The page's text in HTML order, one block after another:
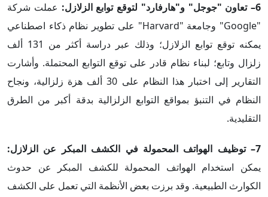
6– تعاون "جوجل" و"هارفارد" لتوقع توابع الزلازل:
عملت شركة
"Google" وجامعة "Harvard" على تطوير نظام ذكاء اصطناعي
يمكنه توقع توابع الزلازل؛ وذلك عبر دراسة أكثر من 131 ألف
زلزال وتابع؛ لبناء نظام قادر على توقع التوابع المحتملة. وأشارت
التقارير إلى اختبار هذا النظام على 30 ألف هزة زلزالية، ونجاح
النظام في التنبؤ بمواقع التوابع الزلزالية بدقة أكبر من الطرق
التقليدية.
7– توظيف الهواتف المحمولة في الكشف المبكر عن الزلازل:
يمكن استخدام الهواتف المحمولة للكشف المبكر عن حدوث
الكوارث الطبيعية. وقد برزت بعض الأنظمة التي تعمل على الكشف